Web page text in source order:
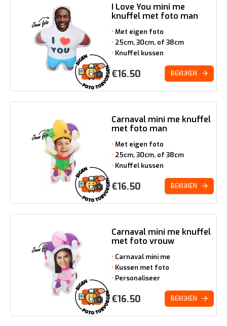
I Love You mini me
knuffel met foto man
Met eigen foto
25cm, 30cm, of 38cm
Knuffel kussen
€16.50 BEKIJKEN
Carnaval mini me knuffel
met foto man
Met eigen foto
25cm, 30cm, of 38cm
Knuffel kussen
€16.50 BEKIJKEN
Carnaval mini me knuffel
met foto vrouw
Carnaval mini me
Kussen met foto
Personaliseer
€16.50 BEKIJKEN